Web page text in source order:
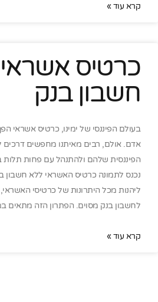
קרא עוד »
כרטיס
חשבון בנק
בעולם הפיננסי של ימינו, כרטיס אשראי
אדם. אולם, רבים מאיתנו מחפשים דרכים
הפיננסית שלהם ולהתנהל עם פחות תלות
נכנס לתמונה כרטיס האשראי ללא
ליהנות מכל היתרונות של כרטיסי
לחשבון בנק מסוים. הפתרון הזה מתאים
קרא עוד »